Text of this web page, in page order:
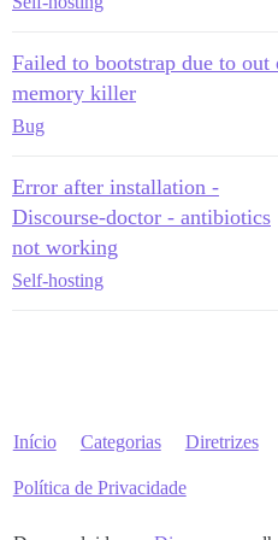
Failed to bootstrap due to out
memory killer
Bug
Error after installation -
Discourse-doctor - antibiotics
not working
Self-hosting
Início Categorias Diretrizes
Política de Privacidade